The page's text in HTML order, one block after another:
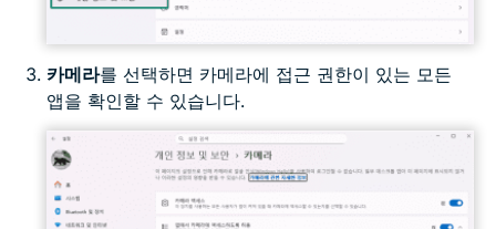
카메라를 선택하면 카메라에 접근 권한이 있는 모든
앱을 확인할 수 있습니다.